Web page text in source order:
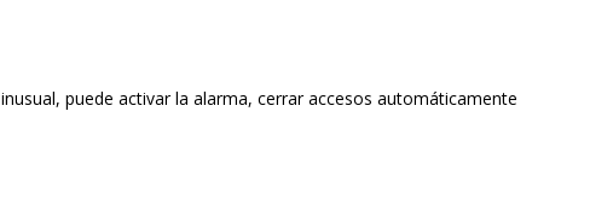
puede activar la alarma, cerrar accesos automáticamente